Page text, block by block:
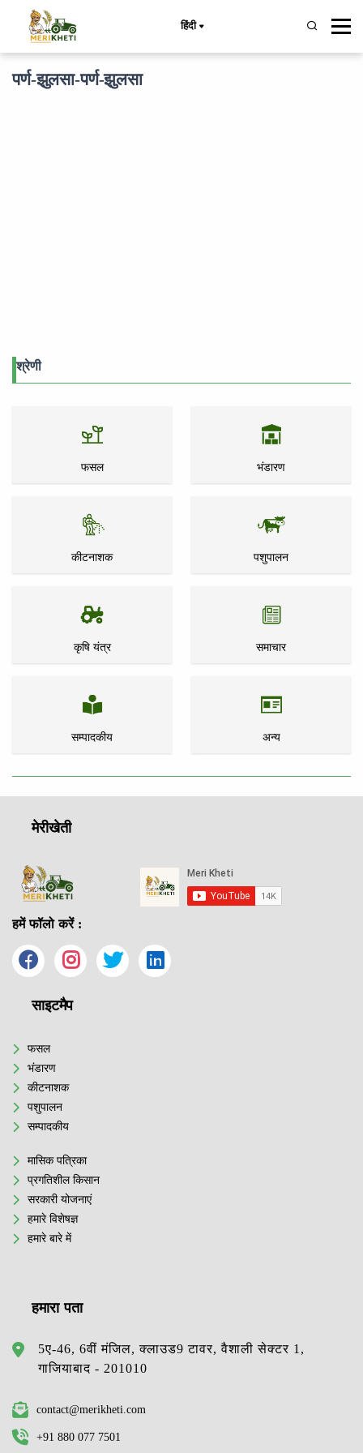
हिंदी
पर्ण-झुलसा-पर्ण-झुलसा
श्रेणी
फसल भंडारण
कीटनाशक पशुपालन
कृषि यंत्र समाचार
सम्पादकीय अन्य
मेरीखेती
हमें फॉलो करें :
साइटमैप
फसल
भंडारण
कीटनाशक
पशुपालन
सम्पादकीय
मासिक पत्रिका
प्रगतिशील किसान
सरकारी योजनाएं
हमारे विशेषज्ञ
हमारे बारे में
हमारा पता
5ए-46, 6वीं मंजिल, क्लाउड9 टावर, वैशाली सेक्टर 1,
गाजियाबाद - 201010
contact@merikheti.com
+91 880 077 7501